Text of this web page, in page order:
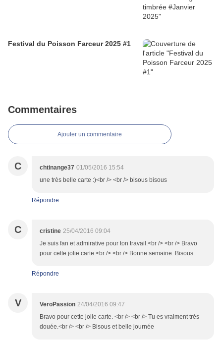
Festival du Poisson Farceur 2025 #1
Commentaires
Ajouter un commentaire
C chtinange37 01/05/2016 15:54
une très belle carte :)<br /> <br /> bisous bisous
Répondre
C cristine 25/04/2016 09:04
Je suis fan et admirative pour ton travail.<br /> <br /> Bravo
pour cette jolie carte.<br /> <br /> Bonne semaine. Bisous.
Répondre
V VeroPassion 24/04/2016 09:47
Bravo pour cette jolie carte. <br /> <br /> Tu es vraiment très
douée.<br /> <br /> Bisous et belle journée